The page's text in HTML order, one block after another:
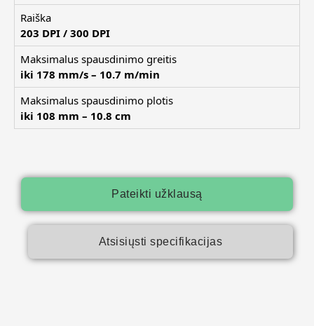
Raiška
203 DPI / 300 DPI
Maksimalus spausdinimo greitis
iki 178 mm/s – 10.7 m/min
Maksimalus spausdinimo plotis
iki 108 mm – 10.8 cm
Pateikti užklausą
Atsisiųsti specifikacijas